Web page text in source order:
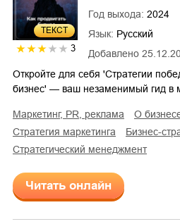
ТЕКСТ
3 Добавлено
Год выхода: 2024
Язык: Русский
Откройте для себя 'Стратегии
бизнес' — ваш незаменимый гид в
маркетинг, PR, реклама
о
стратегия маркетинга
бизнес-
стратегический менеджмент
Читать онлайн